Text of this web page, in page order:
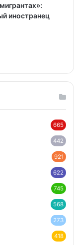
иностранец
665
442
921
622
745
568
273
418